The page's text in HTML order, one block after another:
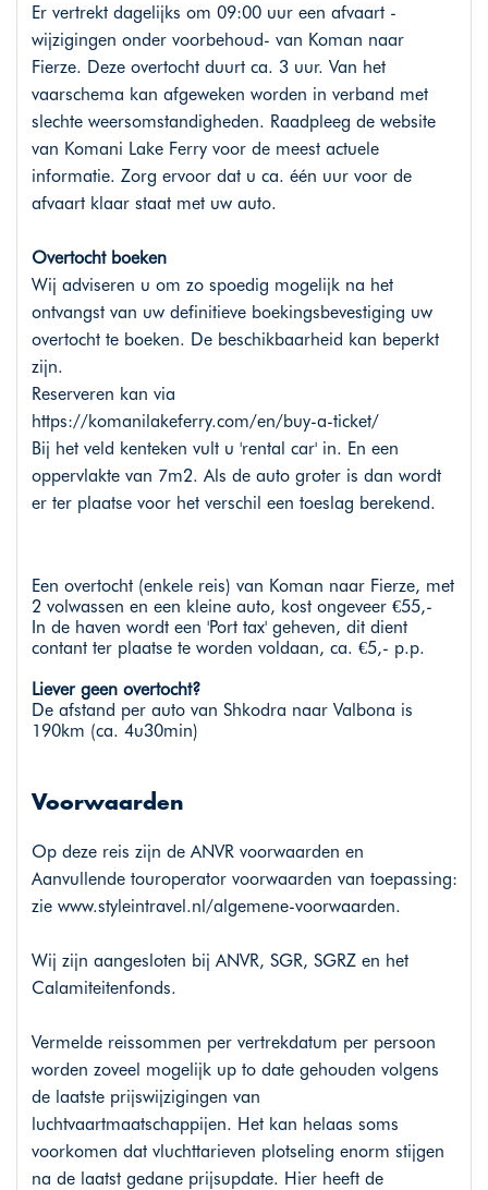
Er vertrekt dagelijks om 09:00 uur een afvaart -
wijzigingen onder voorbehoud- van Koman naar
Fierze. Deze overtocht duurt ca. 3 uur. Van het
vaarschema kan afgeweken worden in verband met
slechte weersomstandigheden. Raadpleeg de website
van Komani Lake Ferry voor de meest actuele
informatie. Zorg ervoor dat u ca. één uur voor de
afvaart klaar staat met uw auto.
Overtocht boeken
Wij adviseren u om zo spoedig mogelijk na het
ontvangst van uw definitieve boekingsbevestiging uw
overtocht te boeken. De beschikbaarheid kan beperkt
zijn.
Reserveren kan via
https://komanilakeferry.com/en/buy-a-ticket/
Bij het veld kenteken vult u 'rental car' in. En een
oppervlakte van 7m2. Als de auto groter is dan wordt
er ter plaatse voor het verschil een toeslag berekend.
Een overtocht (enkele reis) van Koman naar Fierze, met
2 volwassen en een kleine auto, kost ongeveer €55,-
In de haven wordt een 'Port tax' geheven, dit dient
contant ter plaatse te worden voldaan, ca. €5,- p.p.
Liever geen overtocht?
De afstand per auto van Shkodra naar Valbona is
190km (ca. 4u30min)
Voorwaarden
Op deze reis zijn de ANVR voorwaarden en
Aanvullende touroperator voorwaarden van toepassing:
zie www.styleintravel.nl/algemene-voorwaarden.
Wij zijn aangesloten bij ANVR, SGR, SGRZ en het
Calamiteitenfonds.
Vermelde reissommen per vertrekdatum per persoon
worden zoveel mogelijk up to date gehouden volgens
de laatste prijswijzigingen van
luchtvaartmaatschappijen. Het kan helaas soms
voorkomen dat vluchttarieven plotseling enorm stijgen
na de laatst gedane prijsupdate. Hier heeft de